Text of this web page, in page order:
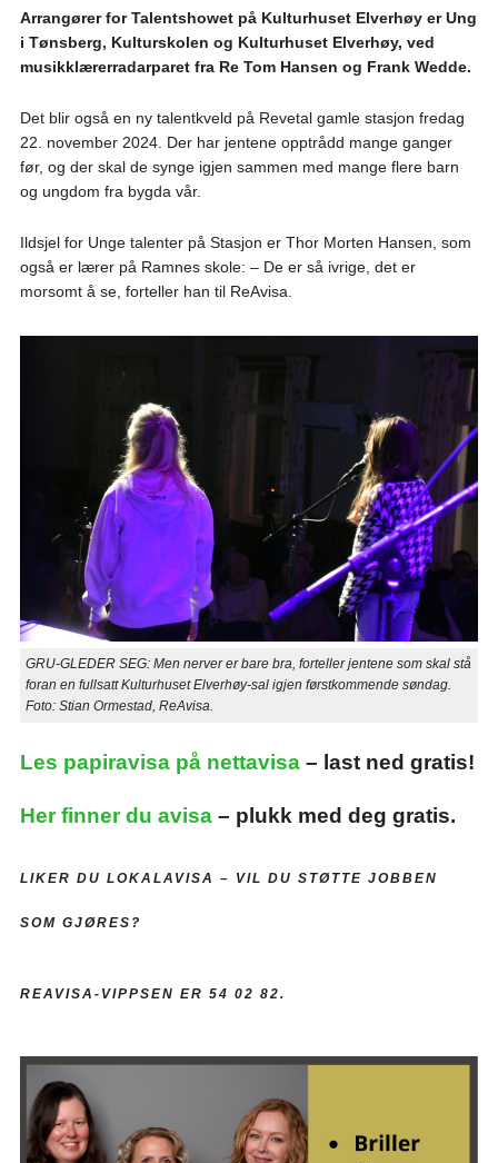
Arrangører for Talentshowet på Kulturhuset Elverhøy er Ung
i Tønsberg, Kulturskolen og Kulturhuset Elverhøy, ved
musikklærerradarparet fra Re Tom Hansen og Frank Wedde.
Det blir også en ny talentkveld på Revetal gamle stasjon fredag
22. november 2024. Der har jentene opptrådd mange ganger
før, og der skal de synge igjen sammen med mange flere barn
og ungdom fra bygda vår.
Ildsjel for Unge talenter på Stasjon er Thor Morten Hansen, som
også er lærer på Ramnes skole: – De er så ivrige, det er
morsomt å se, forteller han til ReAvisa.
GRU-GLEDER SEG: Men nerver er bare bra, forteller jentene som skal stå
foran en fullsatt Kulturhuset Elverhøy-sal igjen førstkommende søndag.
Foto: Stian Ormestad, ReAvisa.
Les papiravisa på nettavisa– last ned gratis!
Her finner du avisa– plukk med deg gratis.
LIKER DU LOKALAVISA – VIL DU STØTTE JOBBEN
SOM GJØRES?
REAVISA-VIPPSEN ER 54 02 82.